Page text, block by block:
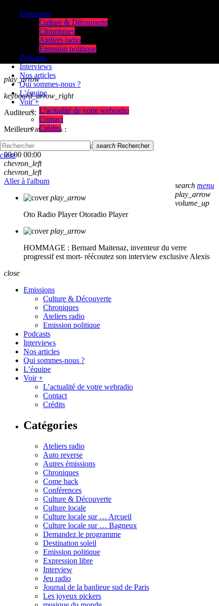
play_arrow
keyboard_arrow_right
Auditeurs:
Meilleurs auditeurs :
skip_previous
skip_next
00:00 00:00
chevron_left
chevron_left
Aller à l'album
play_arrow
Oto Radio Player Otoradio Player
play_arrow
HOMMAGE : Bernard Maitenaz, inventeur du verre
progressif est mort- réécoutez son interview exclusive Alexis
Emissions
Culture & Découverte
Chroniques
Ateliers radio
Emission politique
Podcasts
Interviews
Nos articles
Qui sommes-nous ?
L’équipe
Voir +
L’actualité de votre webradio
Contact
Crédits
search menu
play_arrow
volume_up
search Rechercher
close
close
Emissions
Culture & Découverte
Chroniques
Ateliers radio
Emission politique
Podcasts
Interviews
Nos articles
Qui sommes-nous ?
L’équipe
Voir +
L’actualité de votre webradio
Contact
Crédits
Catégories
Ateliers radio
Auto reverse
Autres émissions
Chroniques
Come back
Conférences
Culture & Découverte
Culture locale
Culture locale sur … Arcueil
Culture locale sur … Bagneux
Demandez le programme
Destination soleil
Emission politique
Expression libre
Interview
Jeu radio
Journal de la banlieue sud de Paris
Les joyeux pickers